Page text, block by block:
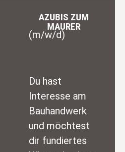
AZUBIS ZUM
MAURER
(m/w/d)
Du hast
Interesse am
Bauhandwerk
und möchtest
dir fundiertes